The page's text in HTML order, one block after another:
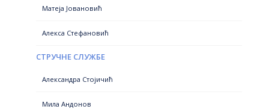
Матеја Јовановић
Алекса Стефановић
СТРУЧНЕ СЛУЖБЕ
Александра Стојичић
Мила Андонов